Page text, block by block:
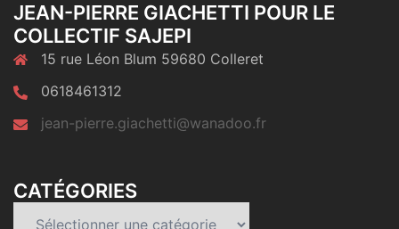
JEAN-PIERRE GIACHETTI POUR LE
COLLECTIF SAJEPI
15 rue Léon Blum 59680 Colleret
0618461312
jean-pierre.giachetti@wanadoo.fr
CATÉGORIES